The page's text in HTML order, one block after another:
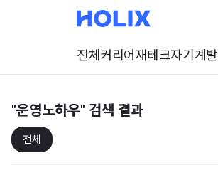
전체 커리어재테크자기계발
"운영노하우" 검색 결과
전체